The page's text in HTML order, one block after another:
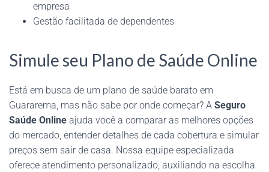
empresa
Gestão facilitada de dependentes
Simule seu Plano de Saúde Online
Está em busca de um plano de saúde barato em
Guararema, mas não sabe por onde começar? A Seguro
Saúde Online ajuda você a comparar as melhores opções
do mercado, entender detalhes de cada cobertura e simular
preços sem sair de casa. Nossa equipe especializada
oferece atendimento personalizado, auxiliando na escolha